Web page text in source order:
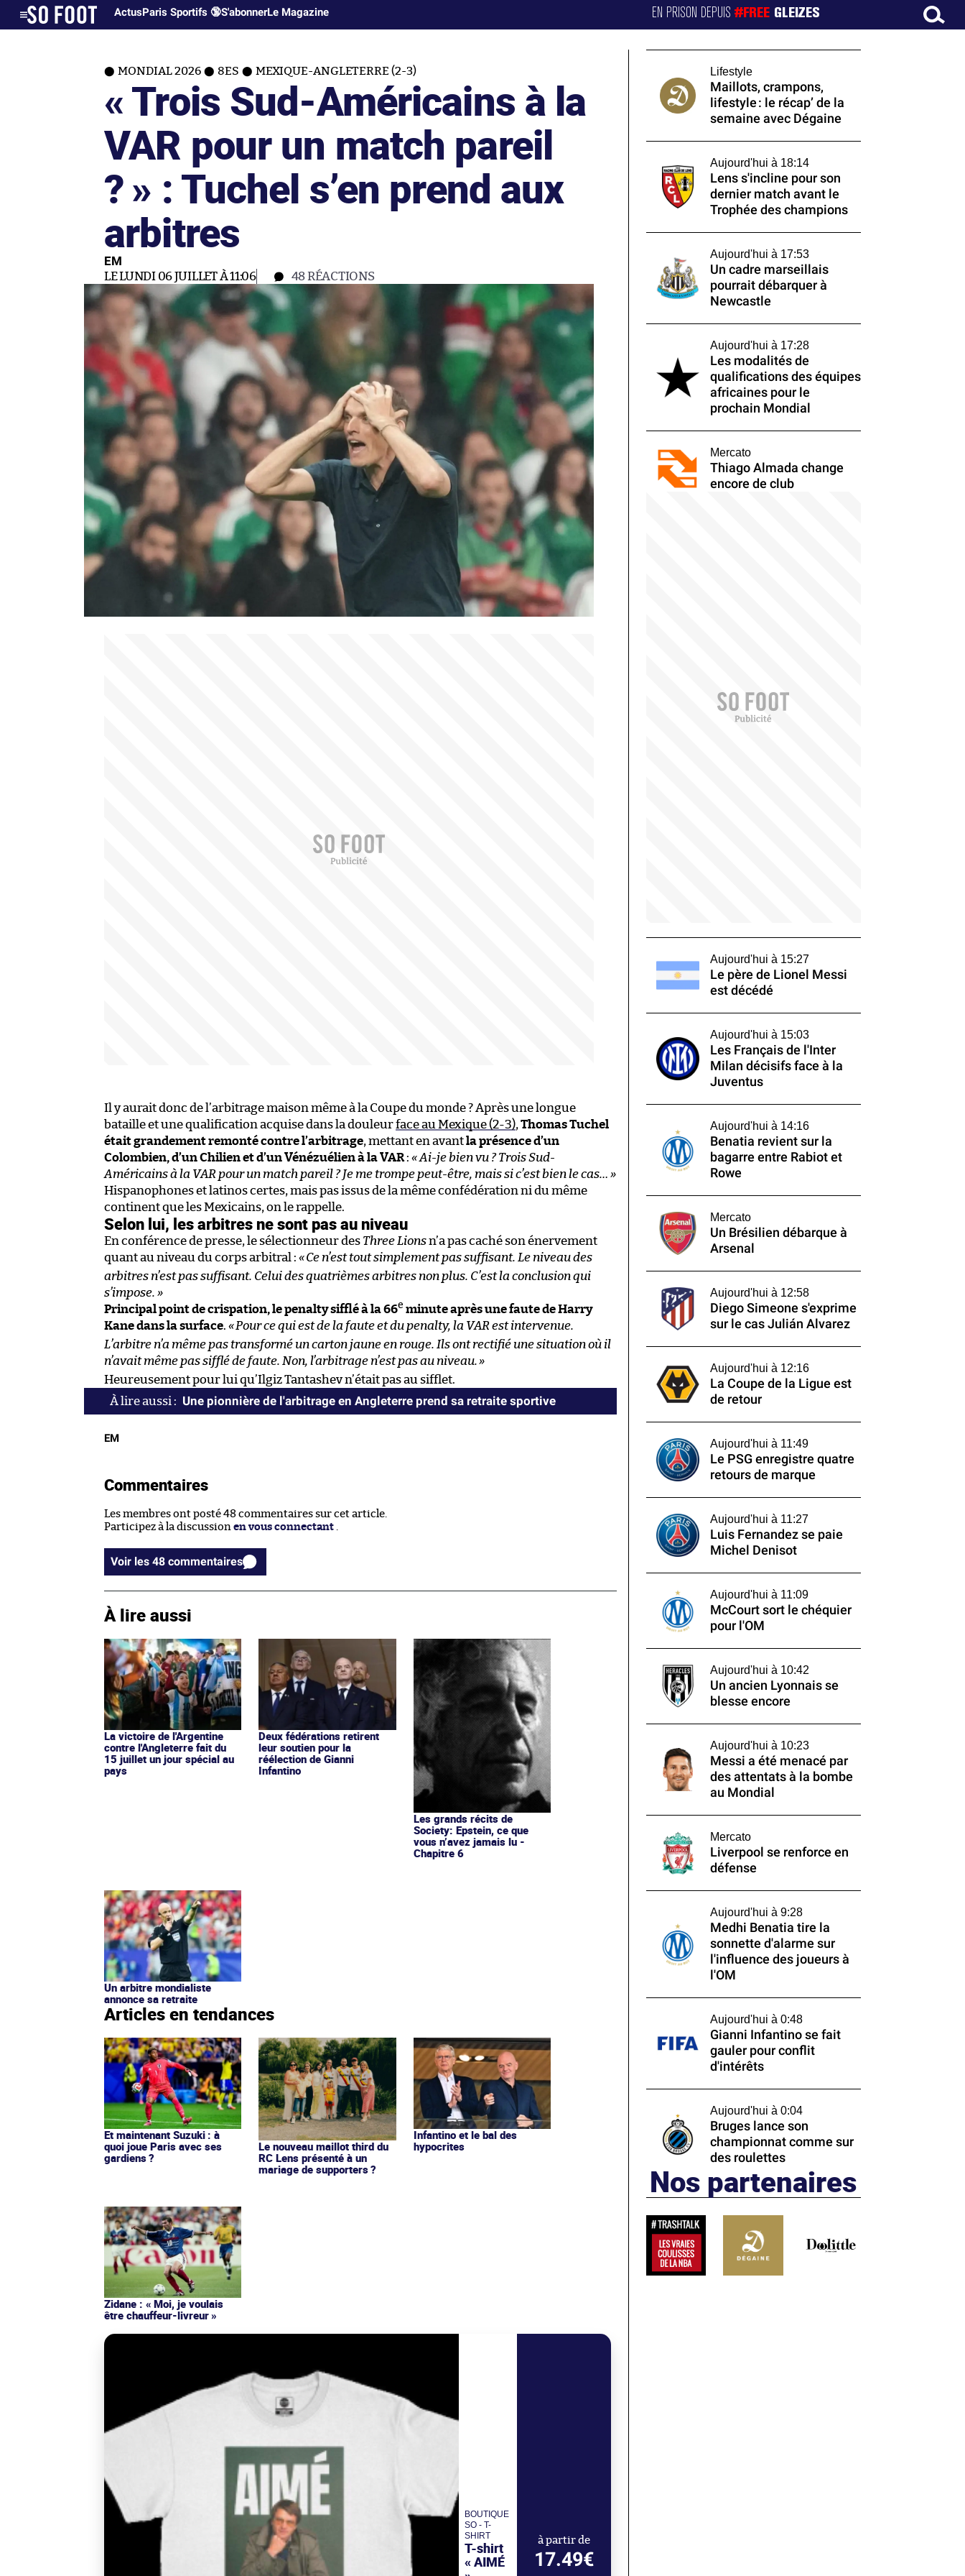
ActusParis Sportifs 🔞S'abonnerLe Magazine EN PRISON DEPUIS#FREE GLEIZES
MONDIAL 2026 8ES MEXIQUE-ANGLETERRE (2-3)
« Trois Sud-Américains à la
VAR pour un match pareil
? » : Tuchel s’en prend aux
arbitres
EM
LE LUNDI 06 JUILLET À 11:06 48RÉACTIONS
Il y aurait donc de l’arbitrage maison même à la Coupe du monde ? Après une longue
bataille et une qualification acquise dans la douleurface au Mexique (2-3), Thomas Tuchel
était grandement remonté contre l’arbitrage, mettant en avantla présence d’un
Colombien, d’un Chilien et d’un Vénézuélien à la VAR: « Ai-je bien vu ? Trois Sud-
Américains à la VAR pour un match pareil ? Je me trompe peut-être, mais si c’est bien le cas… »
Hispanophones et latinos certes, mais pas issus de la même confédération ni du même
continent que les Mexicains, on le rappelle.
Selon lui, les arbitres ne sont pas au niveau
En conférence de presse, le sélectionneur des Three Lionsn’a pas caché son énervement
quant au niveau du corps arbitral : «Ce n’est tout simplement pas suffisant. Le niveau des
arbitres n’est pas suffisant. Celui des quatrièmes arbitres non plus. C’est la conclusion qui
s’impose. »
Principal point de crispation, le penalty sifflé à la 66e minute après une faute de Harry
Kane dans la surface. «Pour ce qui est de la faute et du penalty, la VAR est intervenue.
L’arbitre n’a même pas transformé un carton jaune en rouge. Ils ont rectifié une situation où il
n’avait même pas sifflé de faute. Non, l’arbitrage n’est pas au niveau.»
Heureusement pour lui qu’Ilgiz Tantashev n’était pas au sifflet.
Une pionnière de l'arbitrage en Angleterre prend sa retraite sportive
EM
Commentaires
Les membres ont posté 48 commentaires sur cet article.
Participez à la discussion en vous connectant
Voir les 48 commentaires
À lire aussi
La victoire de l'Argentine
contre l'Angleterre fait du
15 juillet un jour spécial au
pays
Deux fédérations retirent
leur soutien pour la
réélection de Gianni
Infantino
Les grands récits de
Society: Epstein, ce que
vous n’avez jamais lu -
Chapitre 6
Un arbitre mondialiste
annonce sa retraite
Articles en tendances
Et maintenant Suzuki : à
quoi joue Paris avec ses
gardiens ?
Le nouveau maillot third du
RC Lens présenté à un
mariage de supporters ?
Infantino et le bal des
hypocrites
Zidane : « Moi, je voulais
être chauffeur-livreur »
BOUTIQUE
SO - T-
SHIRT
T-shirt
« AIMÉ
à partir de
17.49€
Lifestyle
Maillots, crampons,
lifestyle : le récap’ de la
semaine avec Dégaine
Aujourd'hui à 18:14
Lens s'incline pour son
dernier match avant le
Trophée des champions
Aujourd'hui à 17:53
Un cadre marseillais
pourrait débarquer à
Newcastle
Aujourd'hui à 17:28
Les modalités de
qualifications des équipes
africaines pour le
prochain Mondial
Mercato
Thiago Almada change
encore de club
Aujourd'hui à 15:27
Le père de Lionel Messi
est décédé
Aujourd'hui à 15:03
Les Français de l'Inter
Milan décisifs face à la
Juventus
Aujourd'hui à 14:16
Benatia revient sur la
bagarre entre Rabiot et
Rowe
Mercato
Un Brésilien débarque à
Arsenal
Aujourd'hui à 12:58
Diego Simeone s'exprime
sur le cas Julián Alvarez
Aujourd'hui à 12:16
La Coupe de la Ligue est
de retour
Aujourd'hui à 11:49
Le PSG enregistre quatre
retours de marque
Aujourd'hui à 11:27
Luis Fernandez se paie
Michel Denisot
Aujourd'hui à 11:09
McCourt sort le chéquier
pour l'OM
Aujourd'hui à 10:42
Un ancien Lyonnais se
blesse encore
Aujourd'hui à 10:23
Messi a été menacé par
des attentats à la bombe
au Mondial
Mercato
Liverpool se renforce en
défense
Aujourd'hui à 9:28
Medhi Benatia tire la
sonnette d'alarme sur
l'influence des joueurs à
l'OM
Aujourd'hui à 0:48
Gianni Infantino se fait
gauler pour conflit
d'intérêts
Aujourd'hui à 0:04
Bruges lance son
championnat comme sur
des roulettes
Nos partenaires